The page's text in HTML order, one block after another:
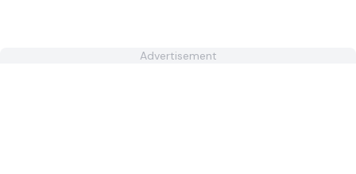
Advertisement